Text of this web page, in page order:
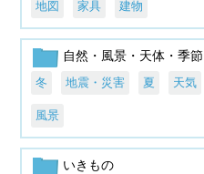
地図 家具 建物
自然・風景・天体・季節
冬 地震・災害 夏 天気
風景
いきもの